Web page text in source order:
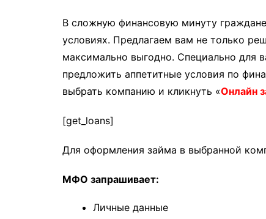
В сложную финансовую минуту
условиях. Предлагаем вам не только
максимально выгодно. Специально для
предложить аппетитные условия по
выбрать компанию и кликнуть «Онлайн
[get_loans]
Для оформления займа в выбранной
МФО запрашивает:
Личные данные